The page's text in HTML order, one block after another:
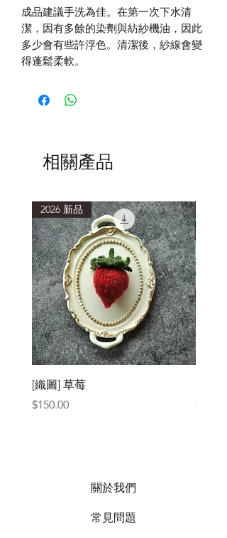
成品建議手洗為佳。在第一次下水清
潔，因有多餘的染劑與紡紗機油，因此
多少會有些許浮色。清潔後，紗線會變
得蓬鬆柔軟。
相關產品
2026 新品
[織圖] 草莓
價格
$150.00
價格
關於我們
常見問題